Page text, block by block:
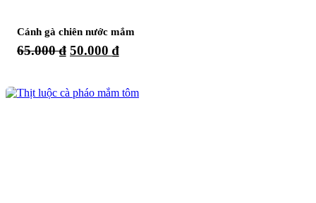
Cánh gà chiên nước mắm
65.000₫ Giá
65.000 ₫.
50.000 ₫Giá
là: